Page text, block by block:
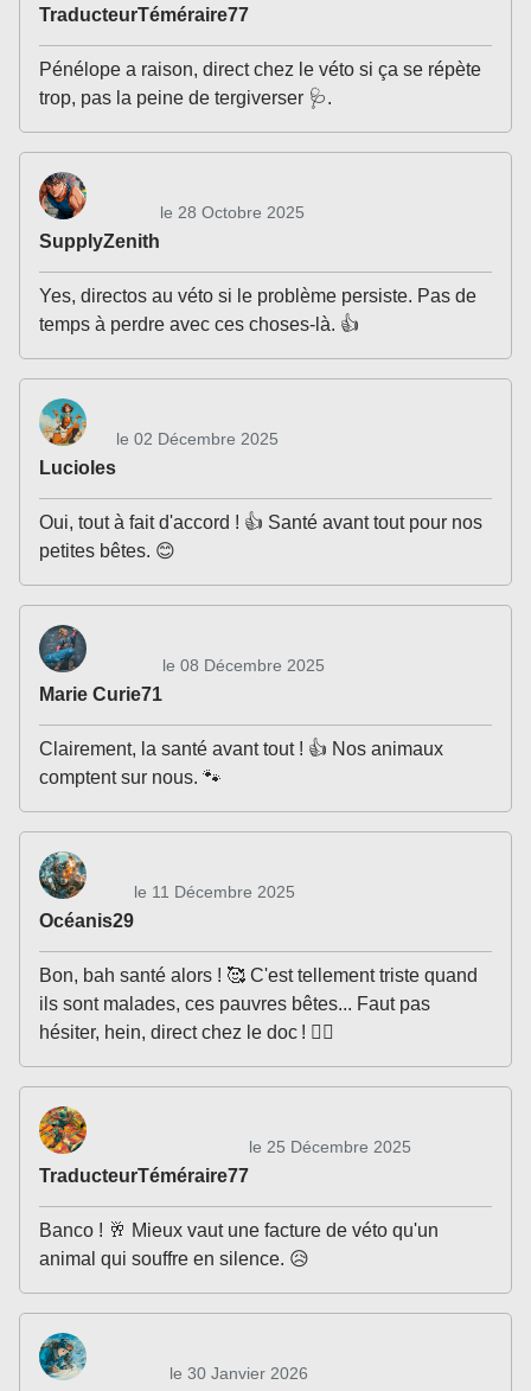
TraducteurTéméraire77
Pénélope a raison, direct chez le véto si ça se répète
trop, pas la peine de tergiverser 🩺.
SupplyZenith
le 28 Octobre 2025
Yes, directos au véto si le problème persiste. Pas de
temps à perdre avec ces choses-là. 👍
Lucioles
le 02 Décembre 2025
Oui, tout à fait d'accord ! 👍 Santé avant tout pour nos
petites bêtes. 😊
Marie Curie71
le 08 Décembre 2025
Clairement, la santé avant tout ! 👍 Nos animaux
comptent sur nous. 🐾
Océanis29
le 11 Décembre 2025
Bon, bah santé alors ! 🥰 C'est tellement triste quand
ils sont malades, ces pauvres bêtes... Faut pas
hésiter, hein, direct chez le doc ! 👩‍⚕️
TraducteurTéméraire77
le 25 Décembre 2025
Banco ! 🥂 Mieux vaut une facture de véto qu'un
animal qui souffre en silence. 😥
le 30 Janvier 2026